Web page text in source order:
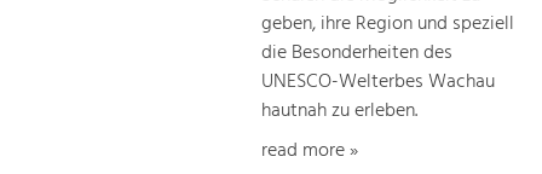
geben, ihre Region und speziell
die Besonderheiten des
UNESCO-Welterbes Wachau
hautnah zu erleben.
read more »